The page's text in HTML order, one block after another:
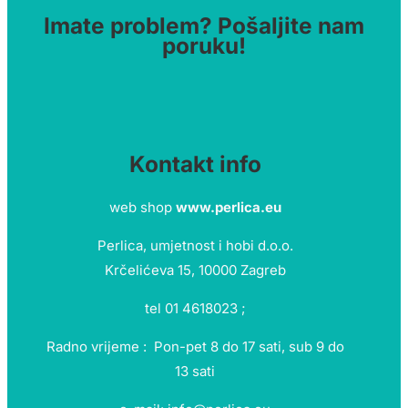
Imate problem? Pošaljite nam
poruku!
Kontakt info
web shop www.perlica.eu
Perlica, umjetnost i hobi d.o.o.
Krčelićeva 15, 10000 Zagreb
tel 01 4618023 ;
Radno vrijeme : Pon-pet 8 do 17 sati, sub 9 do
13 sati